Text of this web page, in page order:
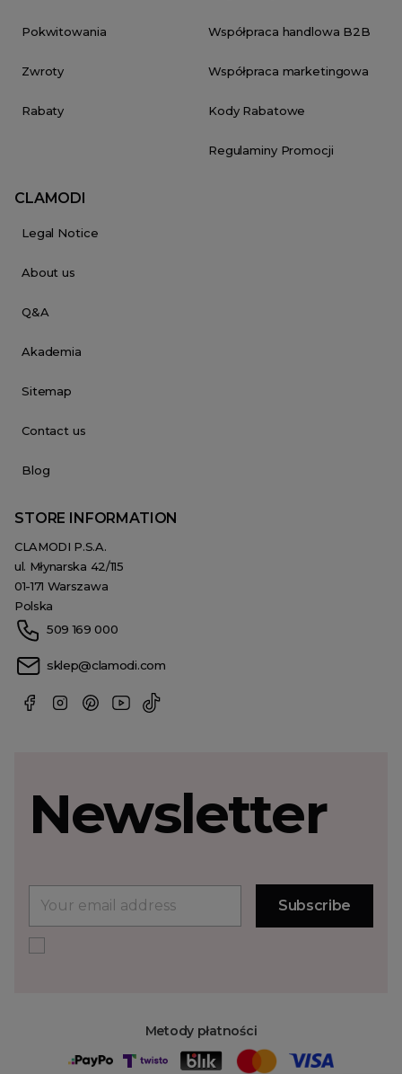
Pokwitowania
Zwroty
Rabaty
Współpraca handlowa B2B
Współpraca marketingowa
Kody Rabatowe
Regulaminy Promocji
CLAMODI
Legal Notice
About us
Q&A
Akademia
Sitemap
Contact us
Blog
STORE INFORMATION
CLAMODI P.S.A.
ul. Młynarska 42/115
01-171 Warszawa
Polska
509 169 000
sklep@clamodi.com
Metody płatności
Newsletter